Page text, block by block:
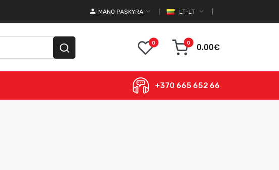
LT-LT
MANO PASKYRA
0 0 0.00€
+370 665 652 66